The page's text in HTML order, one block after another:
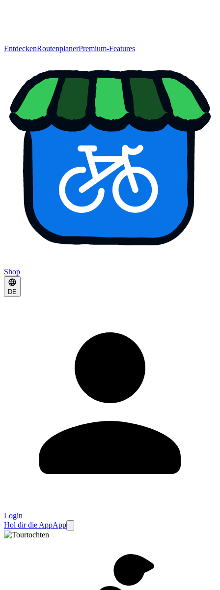
EntdeckenRoutenplanerPremium-Features
Shop
DE
Login
Hol dir die AppApp